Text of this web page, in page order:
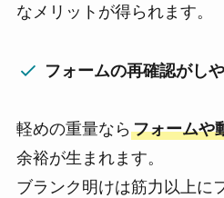
なメリットが得られます。
フォームの再確認がし
軽めの重量なら フォームや
余裕が生まれます。
ブランク明けは筋力以上に